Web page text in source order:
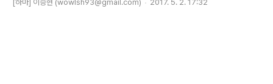
[하마] 이승현 (wowlsh93@gmail.com) 2017. 5. 2. 17:32